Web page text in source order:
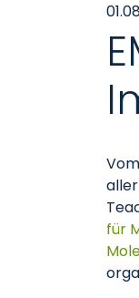
für